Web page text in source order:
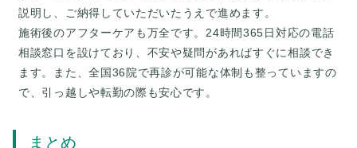
説明し、ご納得していただいたうえで進めます。
施術後のアフターケアも万全です。24時間365日対応の電話
相談窓口を設けており、不安や疑問があればすぐに相談でき
ます。また、全国36院で再診が可能な体制も整っていますの
まとめ